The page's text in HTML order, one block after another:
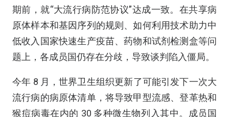
期前，就“大流行病防范协议”达成一致。在共享病
原体样本和基因序列的规则、如何利用技术助力中
低收入国家快速生产疫苗、药物和试剂检测盒等问
题上，各成员国仍存在分歧，导致谈判陷入僵局。
今年 8 月，世界卫生组织更新了可能引发下一次大
流行病的病原体清单，将导致甲型流感、登革热和
猴痘病毒在内的 30 多种微生物列入其中。成员国